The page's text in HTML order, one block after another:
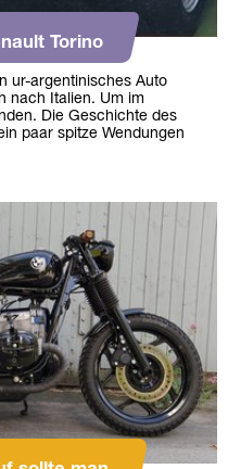
Torino
ur-argentinisches Auto
nach Italien. Um im
Die Geschichte des
paar spitze Wendungen